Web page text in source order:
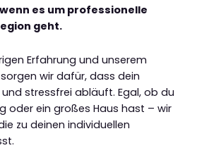
es um professionelle
geht.
Erfahrung und unserem
wir dafür, dass dein
stressfrei abläuft. Egal, ob du
oder ein großes Haus hast – wir
zu deinen individuellen